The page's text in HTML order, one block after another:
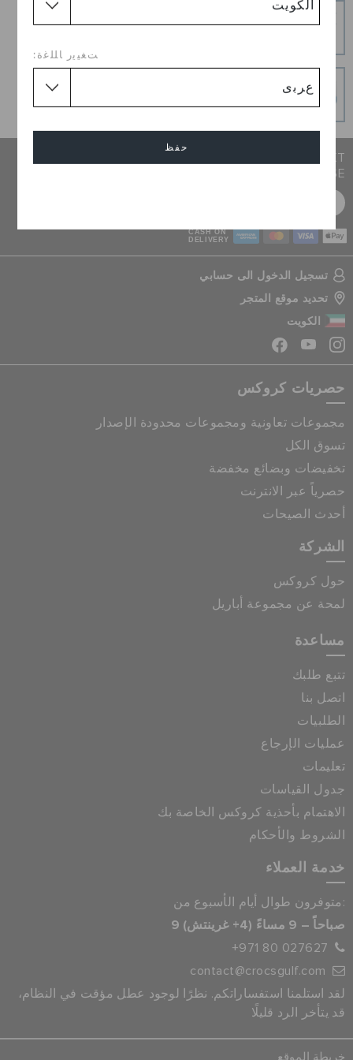
ﺖﻐﻴﻳﺭ ﺎﻠﻠﻏﺓ:
حفظ
إرجاع بدون عناء
JOIN CROCS CLUB & GET 15% OFF ON YOUR NEXT
PURCHASE
CASH ON
DELIVERY
تسجيل الدخول الى حسابي
تحديد موقع المتجر
الكويت
حصريات كروكس
مجموعات تعاونية ومجموعات محدودة الإصدار
تسوق الكل
تخفيضات وبضائع مخفضة
حصرياً عبر الانترنت
أحدث الصيحات
الشركة
حول كروكس
لمحة عن مجموعة أباريل
مساعدة
تتبع طلبك
اتصل بنا
الطلبيات
عمليات الإرجاع
تعليمات
جدول القياسات
الاهتمام بأحذية كروكس الخاصة بك
الشروط والأحكام
خدمة العملاء
متوفرون طوال أيام الأسبوع من:
9 صباحاً – 9 مساءً (4+ غرينتش)
+971 80 027627
contact@crocsgulf.com
لقد استلمنا استفساراتكم. نظرًا لوجود عطل مؤقت في النظام،
قد يتأخر الرد قليلًا
خريطة الموقع